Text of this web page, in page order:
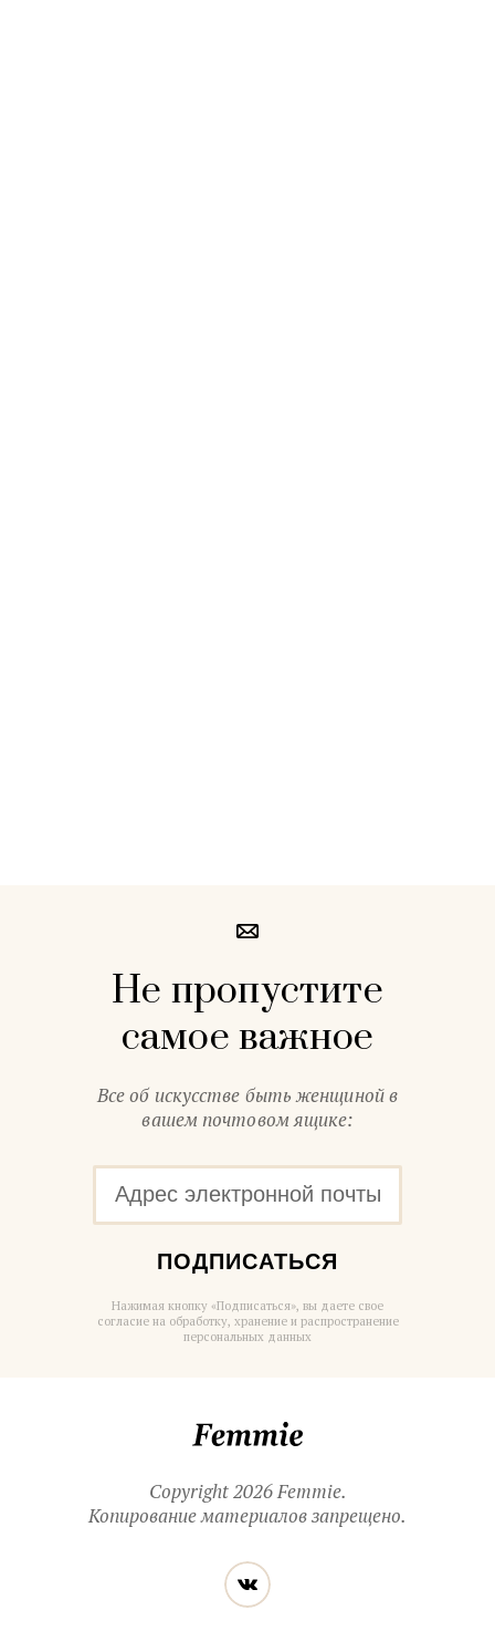
Не пропустите
самое важное
Все об искусстве быть женщиной в
вашем почтовом ящике:
ПОДПИСАТЬСЯ
Нажимая кнопку «Подписаться», вы даете свое
согласие на обработку, хранение и распространение
персональных данных
Copyright 2026 Femmie.
Копирование материалов запрещено.
Читайте
нас
в социальных